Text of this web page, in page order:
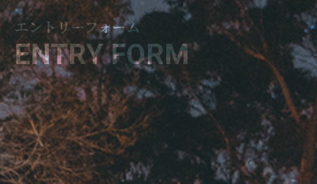
エントリーフォーム
ENTRY FORM
繋がり”